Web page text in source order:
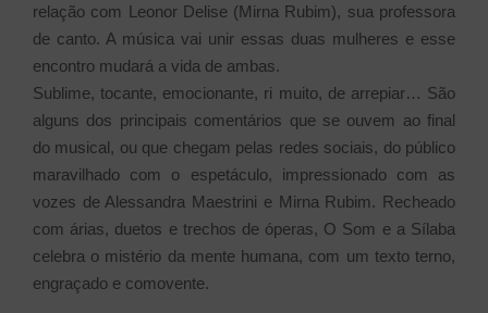
relação com Leonor Delise (Mirna Rubim), sua professora
de canto. A música vai unir essas duas mulheres e esse
encontro mudará a vida de ambas.
Sublime, tocante, emocionante, ri muito, de arrepiar… São
alguns dos principais comentários que se ouvem ao final
do musical, ou que chegam pelas redes sociais, do público
maravilhado com o espetáculo, impressionado com as
vozes de Alessandra Maestrini e Mirna Rubim. Recheado
com árias, duetos e trechos de óperas, O Som e a Sílaba
celebra o mistério da mente humana, com um texto terno,
engraçado e comovente.